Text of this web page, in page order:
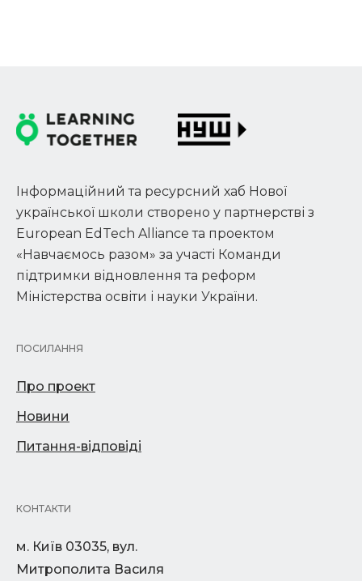
Інформаційний та ресурсний хаб Нової
української школи створено у партнерстві з
European EdTech Alliance та проектом
«Навчаємось разом» за участі Команди
підтримки відновлення та реформ
Міністерства освіти і науки України.
ПОСИЛАННЯ
Про проект
Новини
Питання-відповіді
КОНТАКТИ
м. Київ 03035, вул.
Митрополита Василя